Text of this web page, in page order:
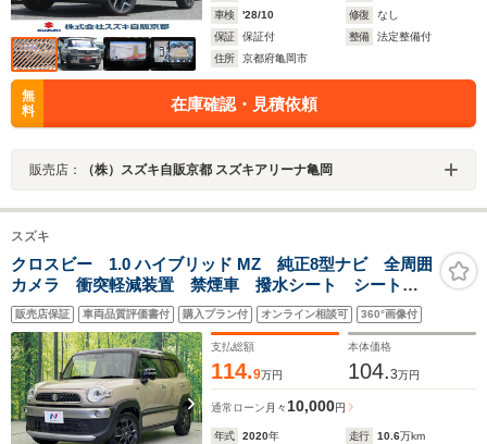
車検
'28/10 修復
なし
保証
保証付 整備
法定整備付
住所
京都府亀岡市
無
料
在庫確認・見積依頼
販売店： （株）スズキ自販京都 スズキアリーナ亀岡
スズキ
クロスビー 1.0 ハイブリッド MZ 純正8型ナビ 全周囲
カメラ 衝突軽減装置 禁煙車 撥水シート シートヒ
ーター ドラレコ コーナーセンサー スマートキー
ETC クルコン オートハイビーム 車線逸脱警報
Bluetooth接続
販売店保証 車両品質評価書付 購入プラン付 オンライン相談可 360°画像付
支払総額
114.9万円
本体価格
104.3万円
通常ローン 月々10,000円
年式 2020年 走行 10.6万km